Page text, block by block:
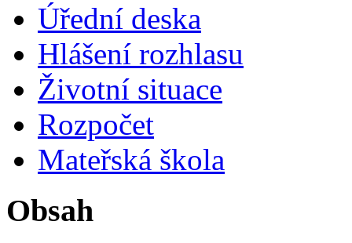
Úřední deska
Hlášení rozhlasu
Životní situace
Rozpočet
Mateřská škola
Obsah